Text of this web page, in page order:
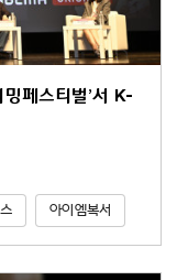
페스티벌’서 K-
아이엠복서